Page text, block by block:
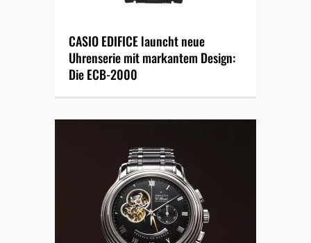
CASIO EDIFICE launcht neue
Uhrenserie mit markantem Design:
Die ECB-2000